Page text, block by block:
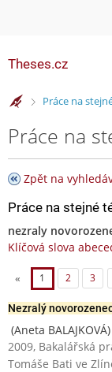
Theses.cz
>Práce na
Práce na
Zpět na
Práce na stejné
nezraly
Klíčová slova
« 1 2 3
Nezralý
(Aneta BALAJKOVÁ)
2009, Bakalářská
Tomáše Bati ve